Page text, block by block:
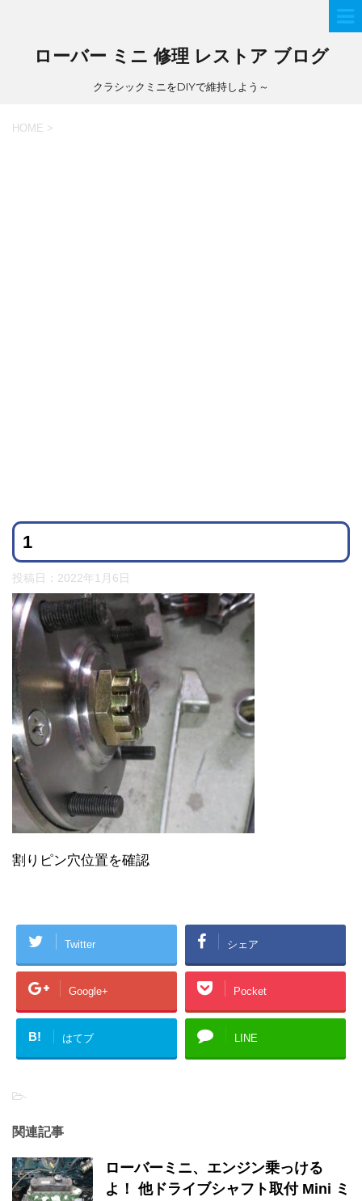
ローバー ミニ 修理 レストア ブログ
クラシックミニをDIYで維持しよう～
HOME >
1
投稿日： 2022年1月6日
割りピン穴位置を確認
Twitter シェア
Google+ Pocket
B! はてブ LINE
-
関連記事
ローバーミニ、エンジン乗っける
よ！ 他ドライブシャフト取付 Mini ミ